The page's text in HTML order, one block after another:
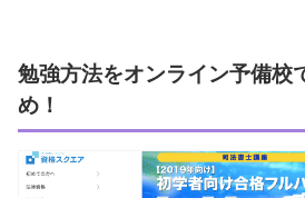
勉強方法をオンライン予備校
め！